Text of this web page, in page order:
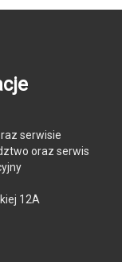
serwisie
oraz serwis
12A